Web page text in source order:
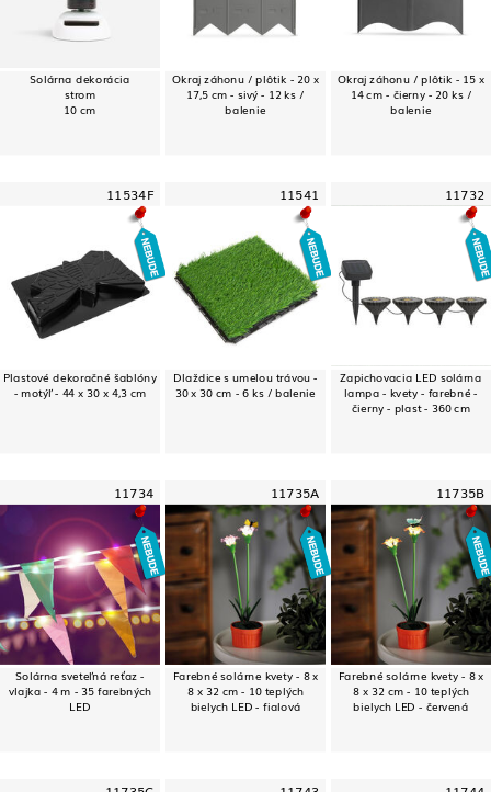
Solárna dekorácia
strom
10 cm
Okraj záhonu / plôtik - 20 x
17,5 cm - sivý - 12 ks /
balenie
Okraj záhonu / plôtik - 15 x
14 cm - čierny - 20 ks /
balenie
11534F
Plastové dekoračné šablóny
- motýľ - 44 x 30 x 4,3 cm
11541
Dlaždice s umelou trávou -
30 x 30 cm - 6 ks / balenie
11732
Zapichovacia LED solárna
lampa - kvety - farebné -
čierny - plast - 360 cm
11734
Solárna sveteľná reťaz -
vlajka - 4 m - 35 farebných
LED
11735A
Farebné solárne kvety - 8 x
8 x 32 cm - 10 teplých
bielych LED - fialová
11735B
Farebné solárne kvety - 8 x
8 x 32 cm - 10 teplých
bielych LED - červená